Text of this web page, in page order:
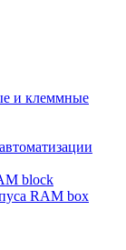
и клеммные
block
RAM box